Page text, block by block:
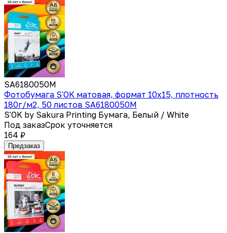
SA6180050M
Фотобумага S'OK матовая, формат 10x15, плотность
180г/м2, 50 листов SA6180050M
S'OK by Sakura Printing Бумага, Белый / White
Под заказСрок уточняется
164 ₽
Предзаказ